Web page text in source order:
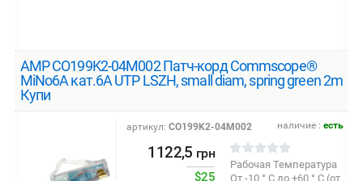
AMP CO199K2-04M002 Патч-корд Commscope®
MiNo6A кат.6A UTP LSZH, small diam, spring green 2m
Купи
наличие :есть
артикул: CO199K2-04M002
1122,5 грн
$25
Рабочая Температура
От -10 ° C до +60 ° C (от